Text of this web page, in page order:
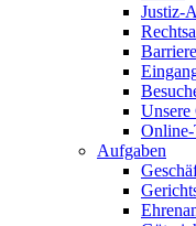
Justiz-
Unsere
Online-
Aufgaben